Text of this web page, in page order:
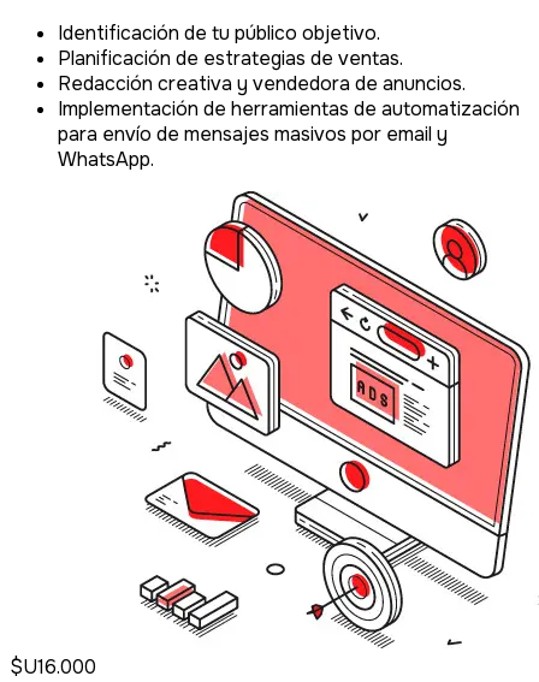
Identificación de tu público objetivo.
Planificación de estrategias de ventas.
Redacción creativa y vendedora de anuncios.
Implementación de herramientas de automatización
para envío de mensajes masivos por email y
WhatsApp.
$U16.000